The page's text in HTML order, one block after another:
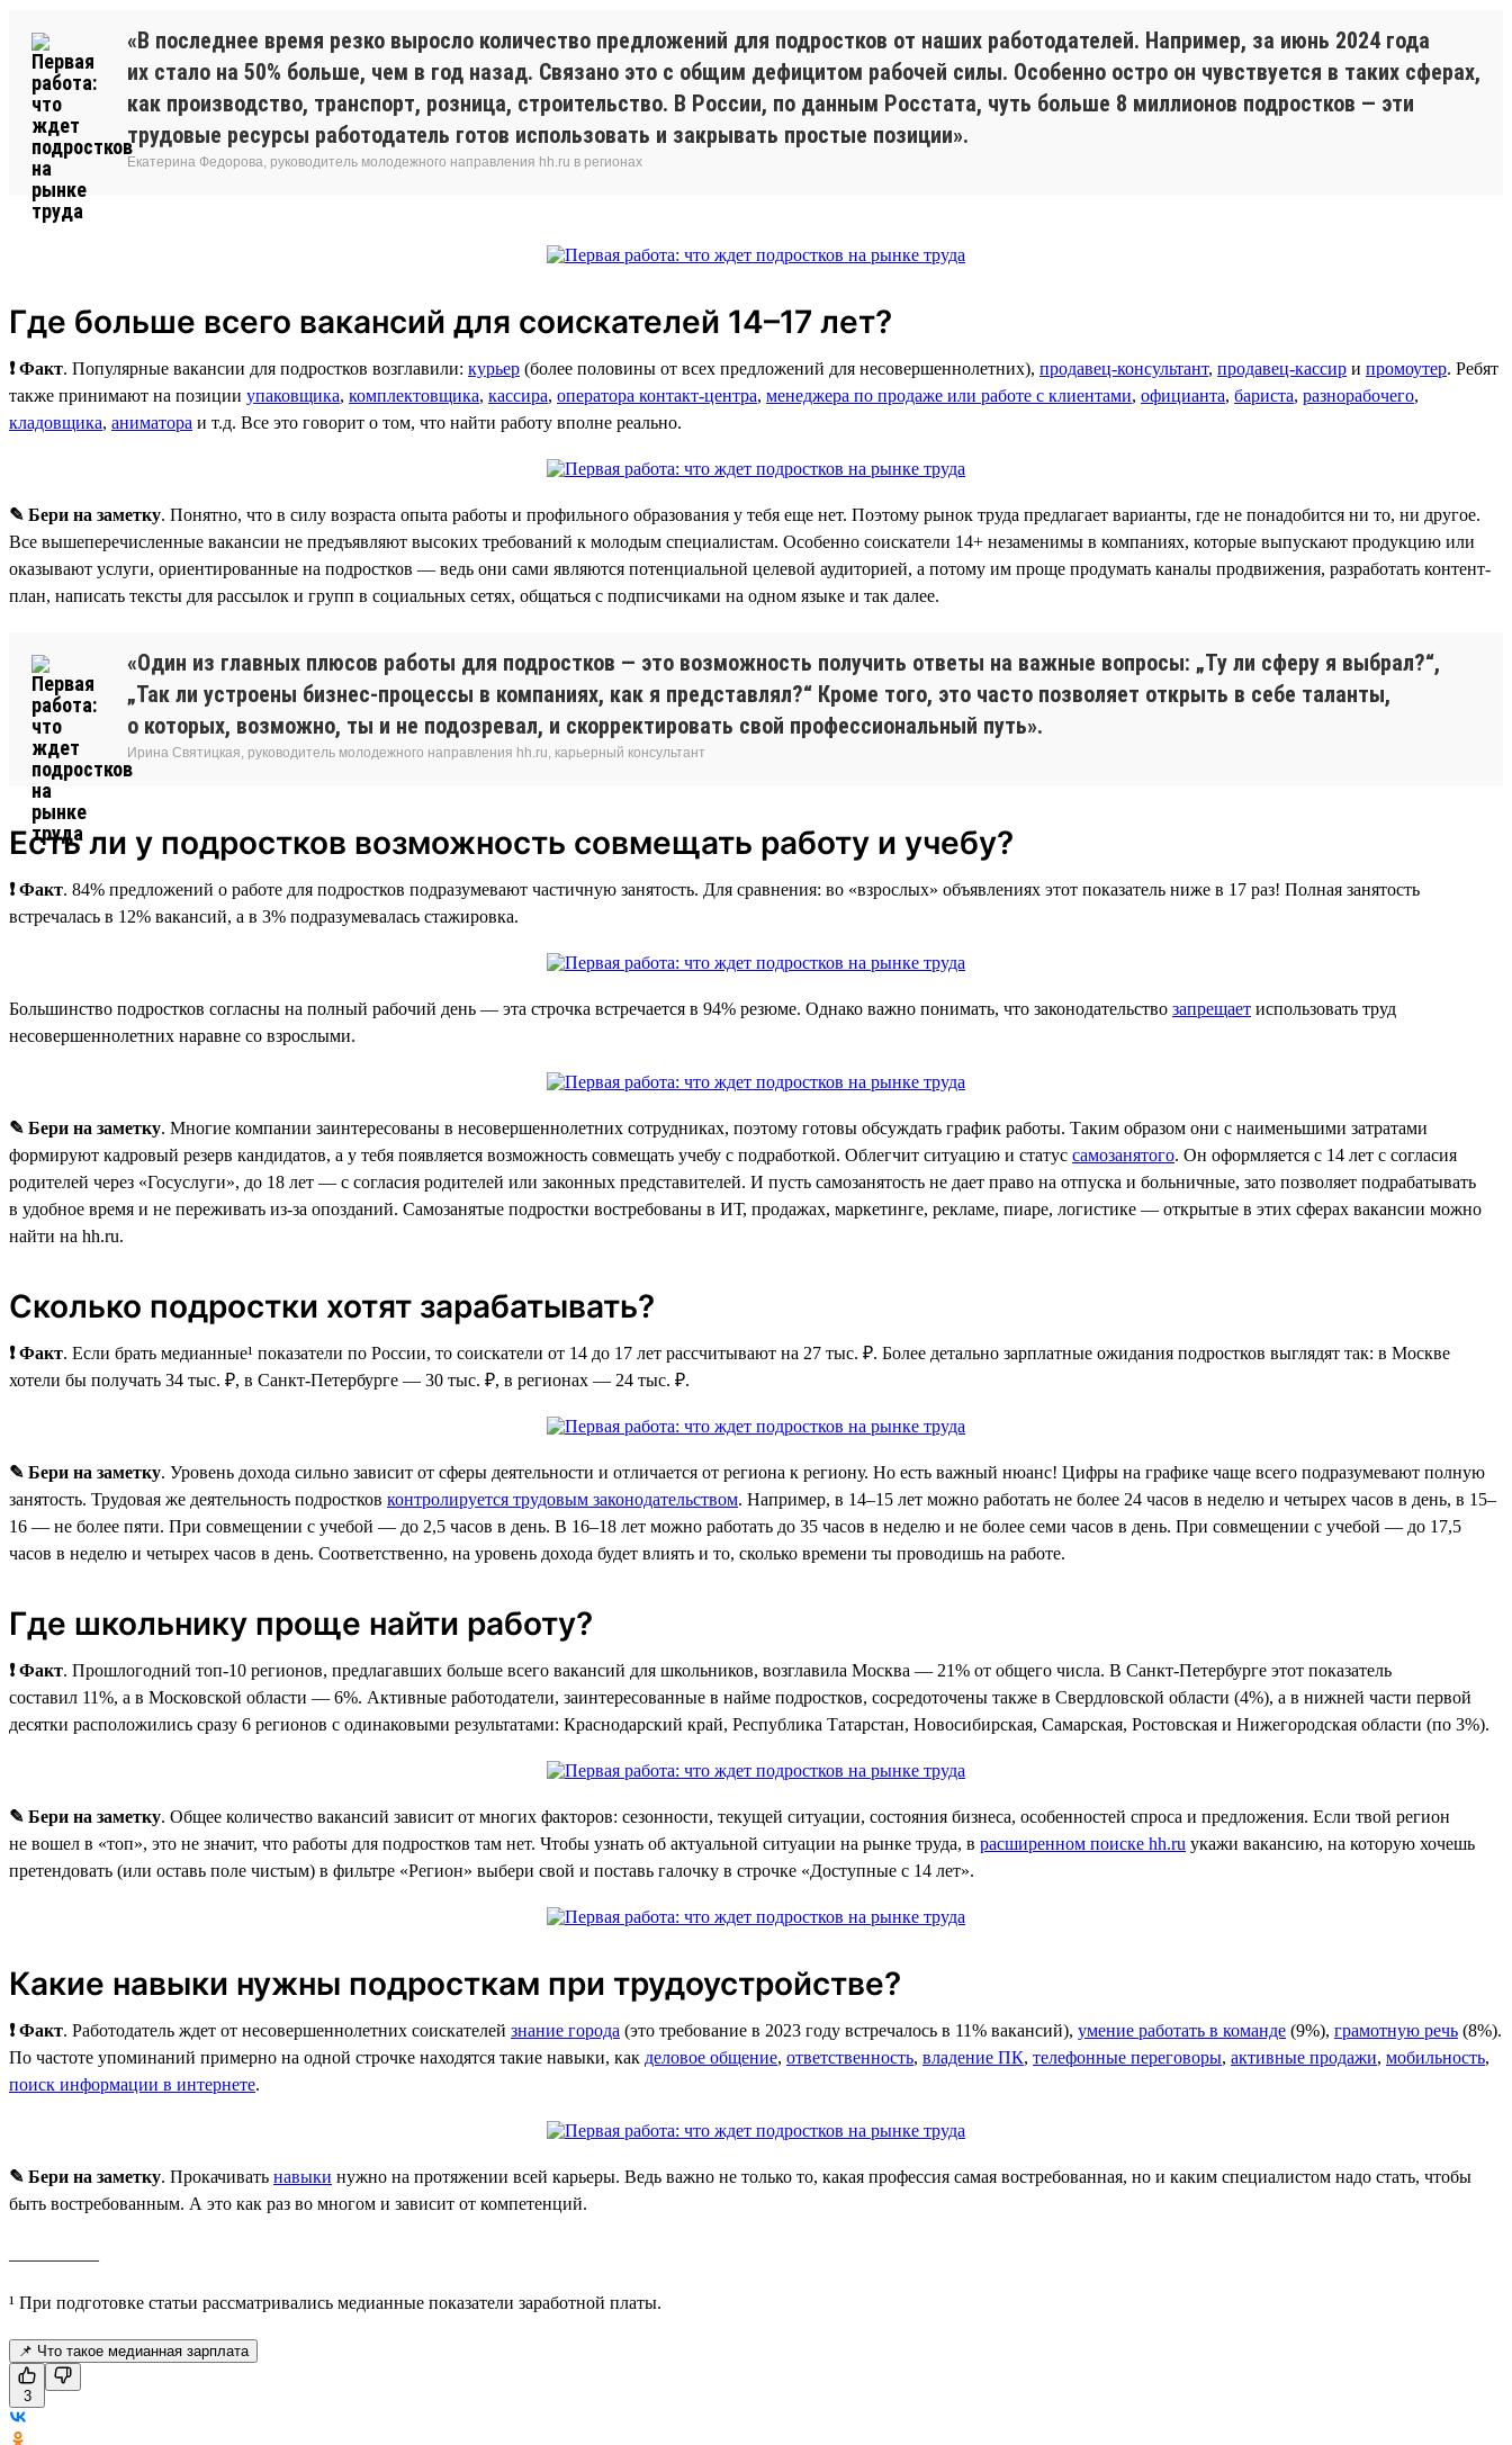
«В последнее время резко выросло количество предложений для подростков от наших работодателей. Например, за июнь 2024 года
их стало на 50% больше, чем в год назад. Связано это с общим дефицитом рабочей силы. Особенно остро он чувствуется в таких сферах,
как производство, транспорт, розница, строительство. В России, по данным Росстата, чуть больше 8 миллионов подростков — эти
трудовые ресурсы работодатель готов использовать и закрывать простые позиции».
Екатерина Федорова, руководитель молодежного направления hh.ru в регионах
Где больше всего вакансий для соискателей 14–17 лет?
❗ Факт. Популярные вакансии для подростков возглавили: курьер (более половины от всех предложений для несовершеннолетних), продавец-консультант, продавец-кассир и промоутер. Ребят
также принимают на позиции упаковщика, комплектовщика, кассира, оператора контакт-центра, менеджера по продаже или работе с клиентами, официанта, бариста, разнорабочего,
кладовщика, аниматора и т.д. Все это говорит о том, что найти работу вполне реально.
✎ Бери на заметку. Понятно, что в силу возраста опыта работы и профильного образования у тебя еще нет. Поэтому рынок труда предлагает варианты, где не понадобится ни то, ни другое.
Все вышеперечисленные вакансии не предъявляют высоких требований к молодым специалистам. Особенно соискатели 14+ незаменимы в компаниях, которые выпускают продукцию или
оказывают услуги, ориентированные на подростков — ведь они сами являются потенциальной целевой аудиторией, а потому им проще продумать каналы продвижения, разработать контент-
план, написать тексты для рассылок и групп в социальных сетях, общаться с подписчиками на одном языке и так далее.
«Один из главных плюсов работы для подростков — это возможность получить ответы на важные вопросы: „Ту ли сферу я выбрал?“,
„Так ли устроены бизнес-процессы в компаниях, как я представлял?“ Кроме того, это часто позволяет открыть в себе таланты,
о которых, возможно, ты и не подозревал, и скорректировать свой профессиональный путь».
Ирина Святицкая, руководитель молодежного направления hh.ru, карьерный консультант
Есть ли у подростков возможность совмещать работу и учебу?
❗ Факт. 84% предложений о работе для подростков подразумевают частичную занятость. Для сравнения: во «взрослых» объявлениях этот показатель ниже в 17 раз! Полная занятость
встречалась в 12% вакансий, а в 3% подразумевалась стажировка.
Большинство подростков согласны на полный рабочий день — эта строчка встречается в 94% резюме. Однако важно понимать, что законодательство запрещает использовать труд
несовершеннолетних наравне со взрослыми.
✎ Бери на заметку. Многие компании заинтересованы в несовершеннолетних сотрудниках, поэтому готовы обсуждать график работы. Таким образом они с наименьшими затратами
формируют кадровый резерв кандидатов, а у тебя появляется возможность совмещать учебу с подработкой. Облегчит ситуацию и статус самозанятого. Он оформляется с 14 лет с согласия
родителей через «Госуслуги», до 18 лет — с согласия родителей или законных представителей. И пусть самозанятость не дает право на отпуска и больничные, зато позволяет подрабатывать
в удобное время и не переживать из-за опозданий. Самозанятые подростки востребованы в ИТ, продажах, маркетинге, рекламе, пиаре, логистике — открытые в этих сферах вакансии можно
найти на hh.ru.
Сколько подростки хотят зарабатывать?
❗ Факт. Если брать медианные¹ показатели по России, то соискатели от 14 до 17 лет рассчитывают на 27 тыс. ₽. Более детально зарплатные ожидания подростков выглядят так: в Москве
хотели бы получать 34 тыс. ₽, в Санкт-Петербурге — 30 тыс. ₽, в регионах — 24 тыс. ₽.
✎ Бери на заметку. Уровень дохода сильно зависит от сферы деятельности и отличается от региона к региону. Но есть важный нюанс! Цифры на графике чаще всего подразумевают полную
занятость. Трудовая же деятельность подростков контролируется трудовым законодательством. Например, в 14–15 лет можно работать не более 24 часов в неделю и четырех часов в день, в 15–
16 — не более пяти. При совмещении с учебой — до 2,5 часов в день. В 16–18 лет можно работать до 35 часов в неделю и не более семи часов в день. При совмещении с учебой — до 17,5
часов в неделю и четырех часов в день. Соответственно, на уровень дохода будет влиять и то, сколько времени ты проводишь на работе.
Где школьнику проще найти работу?
❗ Факт. Прошлогодний топ-10 регионов, предлагавших больше всего вакансий для школьников, возглавила Москва — 21% от общего числа. В Санкт-Петербурге этот показатель
составил 11%, а в Московской области — 6%. Активные работодатели, заинтересованные в найме подростков, сосредоточены также в Свердловской области (4%), а в нижней части первой
десятки расположились сразу 6 регионов с одинаковыми результатами: Краснодарский край, Республика Татарстан, Новосибирская, Самарская, Ростовская и Нижегородская области (по 3%).
✎ Бери на заметку. Общее количество вакансий зависит от многих факторов: сезонности, текущей ситуации, состояния бизнеса, особенностей спроса и предложения. Если твой регион
не вошел в «топ», это не значит, что работы для подростков там нет. Чтобы узнать об актуальной ситуации на рынке труда, в расширенном поиске hh.ru укажи вакансию, на которую хочешь
претендовать (или оставь поле чистым) в фильтре «Регион» выбери свой и поставь галочку в строчке «Доступные с 14 лет».
Какие навыки нужны подросткам при трудоустройстве?
❗ Факт. Работодатель ждет от несовершеннолетних соискателей знание города (это требование в 2023 году встречалось в 11% вакансий), умение работать в команде (9%), грамотную речь (8%).
По частоте упоминаний примерно на одной строчке находятся такие навыки, как деловое общение, ответственность, владение ПК, телефонные переговоры, активные продажи, мобильность,
поиск информации в интернете.
✎ Бери на заметку. Прокачивать навыки нужно на протяжении всей карьеры. Ведь важно не только то, какая профессия самая востребованная, но и каким специалистом надо стать, чтобы
быть востребованным. А это как раз во многом и зависит от компетенций.
¹ При подготовке статьи рассматривались медианные показатели заработной платы.
📌 Что такое медианная зарплата
3